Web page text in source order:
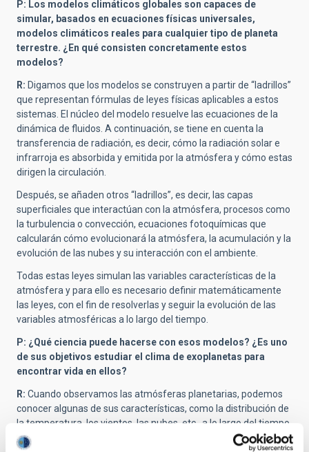
P: Los modelos climáticos globales son capaces de
simular, basados en ecuaciones físicas universales,
modelos climáticos reales para cualquier tipo de planeta
terrestre. ¿En qué consisten concretamente estos
modelos?
R: Digamos que los modelos se construyen a partir de “ladrillos”
que representan fórmulas de leyes físicas aplicables a estos
sistemas. El núcleo del modelo resuelve las ecuaciones de la
dinámica de fluidos. A continuación, se tiene en cuenta la
transferencia de radiación, es decir, cómo la radiación solar e
infrarroja es absorbida y emitida por la atmósfera y cómo estas
dirigen la circulación.
Después, se añaden otros “ladrillos”, es decir, las capas
superficiales que interactúan con la atmósfera, procesos como
la turbulencia o convección, ecuaciones fotoquímicas que
calcularán cómo evolucionará la atmósfera, la acumulación y la
evolución de las nubes y su interacción con el ambiente.
Todas estas leyes simulan las variables características de la
atmósfera y para ello es necesario definir matemáticamente
las leyes, con el fin de resolverlas y seguir la evolución de las
variables atmosféricas a lo largo del tiempo.
P: ¿Qué ciencia puede hacerse con esos modelos? ¿Es uno
de sus objetivos estudiar el clima de exoplanetas para
encontrar vida en ellos?
R: Cuando observamos las atmósferas planetarias, podemos
conocer algunas de sus características, como la distribución de
la temperatura, los vientos, las nubes, etc., a lo largo del tiempo.
Los modelos climáticos ayudan a reproducir esas